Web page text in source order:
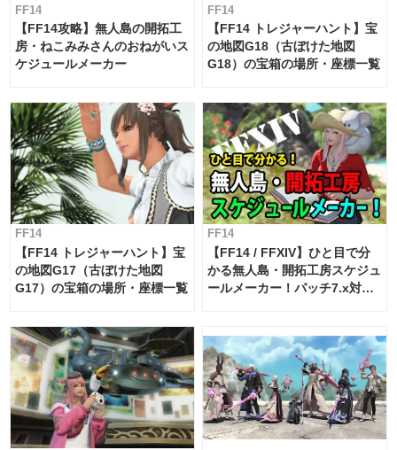
FF14
【FF14攻略】無人島の開拓工
房・ねこみみさんのおねがいス
ケジュールメーカー
FF14
【FF14 トレジャーハント】宝
の地図G18（古ぼけた地図
G18）の宝箱の場所・座標一覧
FF14
【FF14 トレジャーハント】宝
の地図G17（古ぼけた地図
G17）の宝箱の場所・座標一覧
FF14
【FF14 / FFXIV】ひと目で分
かる無人島・開拓工房スケジュ
ールメーカー！パッチ7.x対応